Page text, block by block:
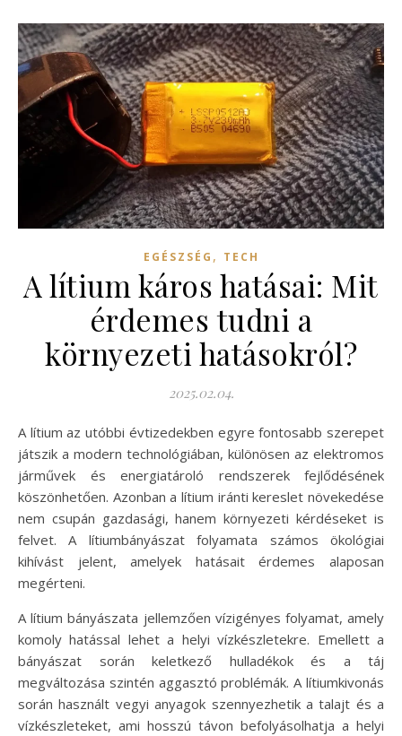
EGÉSZSÉG , TECH
A lítium káros hatásai: Mit
érdemes tudni a
környezeti hatásokról?
2025.02.04.
A lítium az utóbbi évtizedekben egyre fontosabb szerepet
játszik a modern technológiában, különösen az elektromos
járművek és energiatároló rendszerek fejlődésének
köszönhetően. Azonban a lítium iránti kereslet növekedése
nem csupán gazdasági, hanem környezeti kérdéseket is
felvet. A lítiumbányászat folyamata számos ökológiai
kihívást jelent, amelyek hatásait érdemes alaposan
megérteni.
A lítium bányászata jellemzően vízigényes folyamat, amely
komoly hatással lehet a helyi vízkészletekre. Emellett a
bányászat során keletkező hulladékok és a táj
megváltozása szintén aggasztó problémák. A lítiumkivonás
során használt vegyi anyagok szennyezhetik a talajt és a
vízkészleteket, ami hosszú távon befolyásolhatja a helyi